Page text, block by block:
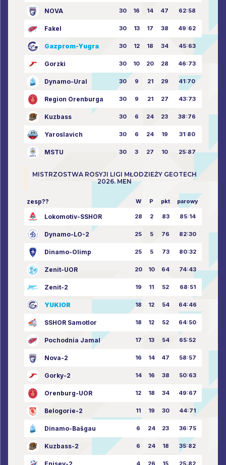
NOVA 30 16 14 47 62:58
Fakel 30 13 17 38 49:62
Gazprom-Yugra 30 12 18 34 45:63
Gorzki 30 10 20 28 46:73
Dynamo-Ural 30 9 21 29 41:70
Region Orenburga 30 9 21 27 43:73
Kuzbass 30 6 24 23 38:76
Yaroslavich 30 6 24 19 31:80
MSTU 30 3 27 10 25:87
MISTRZOSTWA ROSYJI LIGI MŁODZIEŻY GEOTECH
2026. MEN
zesp?? W P pkt parowy
Lokomotiv-SSHOR 28 2 83 85:14
Dynamo-LO-2 25 5 76 82:30
Dinamo-Olimp 25 5 73 80:32
Zenit-UOR 20 10 64 74:43
Zenit-2 19 11 52 68:51
YUKIOR 18 12 54 64:46
SSHOR Samotlor 18 12 52 64:50
Pochodnia Jamal 17 13 54 65:52
Nova-2 16 14 47 58:57
Gorky-2 14 16 38 50:63
Orenburg-UOR 12 18 34 49:67
Belogorie-2 11 19 30 44:71
Dinamo-Bašgau 6 24 23 36:75
Kuzbass-2 6 24 18 35:82
4 26 15 25:82